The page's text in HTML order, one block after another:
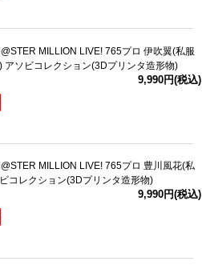
MILLION LIVE! 765プロ 伊吹翼(私服
アソビコレクション(3Dプリンタ造形物)
9,990円(税込)
MILLION LIVE! 765プロ 豊川風花(私
コレクション(3Dプリンタ造形物)
9,990円(税込)